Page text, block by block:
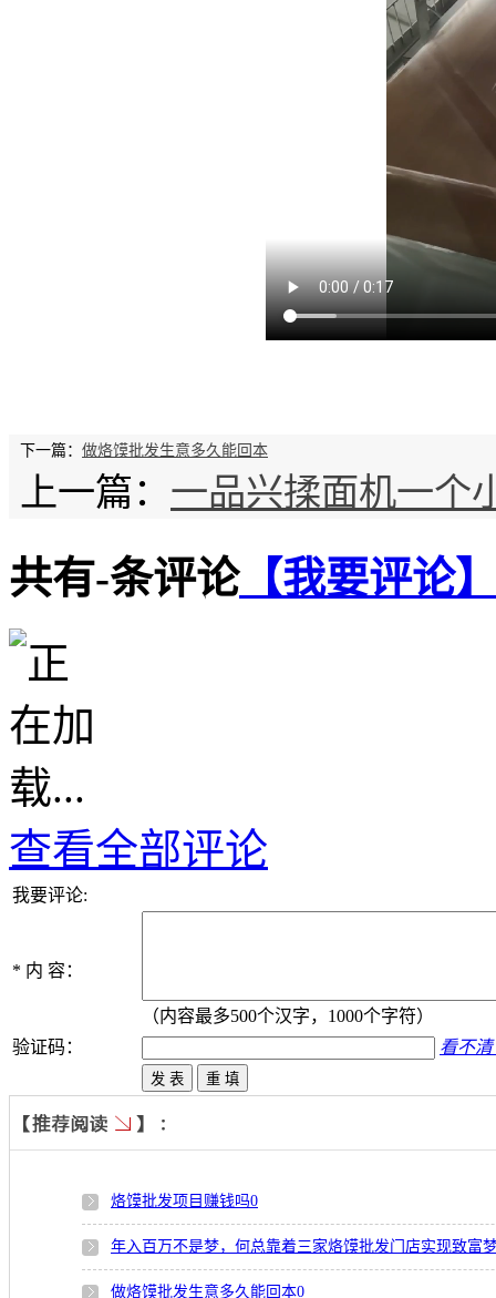
下一篇： 做烙馍批发生意多久能回本
上一篇： 一品兴揉面机一个
共有-条评论【我要评论
查看全部评论
我要评论:
* 内 容：
（内容最多500个汉字，1000个字符）
验证码：
看不
烙馍批发项目赚钱吗0
年入百万不是梦，何总靠着三家烙馍批发门店实现致富
做烙馍批发生意多久能回本0